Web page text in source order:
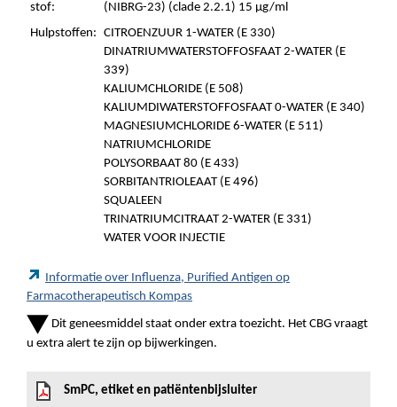
stof:
(NIBRG-23) (clade 2.2.1) 15 µg/ml
Hulpstoffen: CITROENZUUR 1-WATER (E 330)
DINATRIUMWATERSTOFFOSFAAT 2-WATER (E
339)
KALIUMCHLORIDE (E 508)
KALIUMDIWATERSTOFFOSFAAT 0-WATER (E 340)
MAGNESIUMCHLORIDE 6-WATER (E 511)
NATRIUMCHLORIDE
POLYSORBAAT 80 (E 433)
SORBITANTRIOLEAAT (E 496)
SQUALEEN
TRINATRIUMCITRAAT 2-WATER (E 331)
WATER VOOR INJECTIE
Informatie over Influenza, Purified Antigen op
Farmacotherapeutisch Kompas
Dit geneesmiddel staat onder extra toezicht. Het CBG vraagt
u extra alert te zijn op bijwerkingen.
SmPC, etiket en patiëntenbijsluiter